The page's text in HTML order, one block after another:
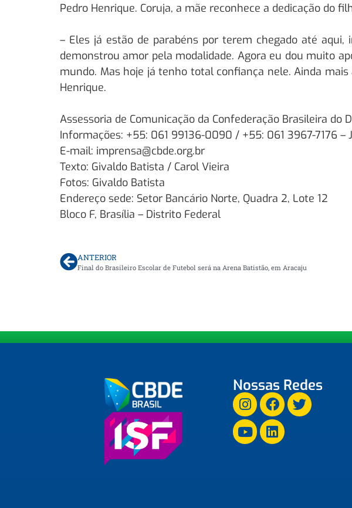
Pedro Henrique. Coruja, a mãe reconhece a dedicação do
– Eles já estão de parabéns por terem chegado até
demonstrou amor pela modalidade. Agora eu dou muito
mundo. Mas hoje já tenho total confiança nele. Ainda
Henrique.
Assessoria de Comunicação da Confederação Brasileira do
Informações: +55: 061 99136-0090 / +55: 061 3967-7176 –
E-mail: imprensa@cbde.org.br
Texto: Givaldo Batista / Carol Vieira
Fotos: Givaldo Batista
Endereço sede: Setor Bancário Norte, Quadra 2, Lote 12
Bloco F, Brasília – Distrito Federal
ANTERIOR
Final do Brasileiro Escolar de Futebol será na Arena Batistão, em Aracaju
Nossas Redes